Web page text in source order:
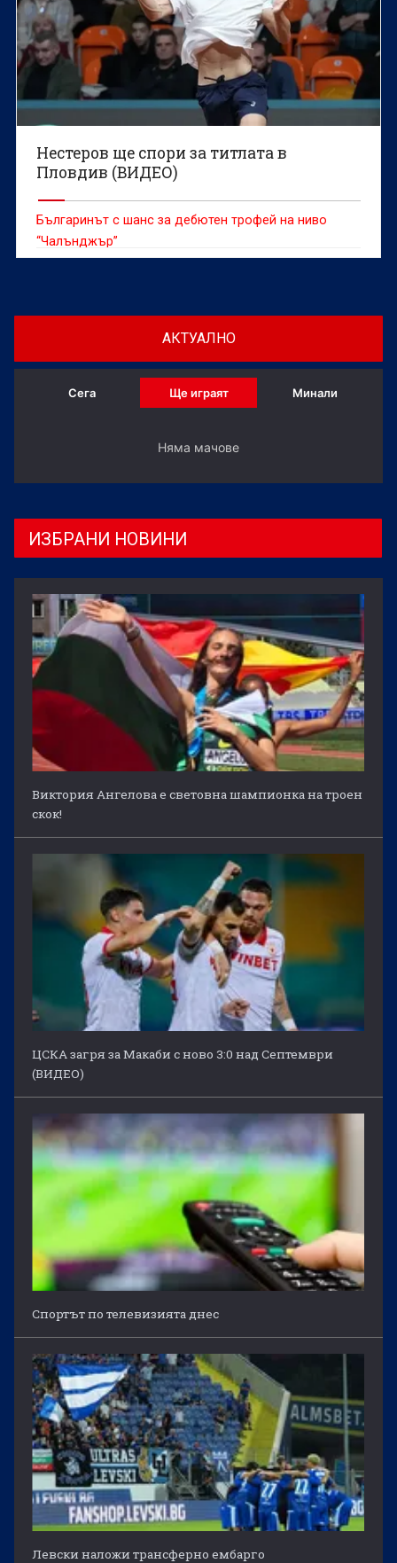
Нестеров ще спори за титлата в
Пловдив (ВИДЕО)
Българинът с шанс за дебютен трофей на ниво
“Чалънджър”
АКТУАЛНО
Сега Ще играят Минали
Няма мачове
ИЗБРАНИ НОВИНИ
Виктория Ангелова е световна шампионка на троен
скок!
ЦСКА загря за Макаби с ново 3:0 над Септември
(ВИДЕО)
Спортът по телевизията днес
Левски наложи трансферно ембарго